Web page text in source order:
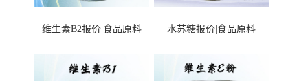
维生素B2报价|食品原料 水苏糖报价|食品原料